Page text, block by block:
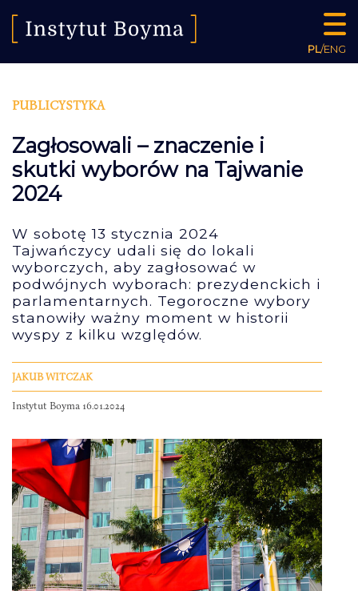
PL/ENG
PUBLICYSTYKA
Zagłosowali – znaczenie i
skutki wyborów na Tajwanie
2024
W sobotę 13 stycznia 2024
Tajwańczycy udali się do lokali
wyborczych, aby zagłosować w
podwójnych wyborach: prezydenckich i
parlamentarnych. Tegoroczne wybory
stanowiły ważny moment w historii
wyspy z kilku względów.
JAKUB WITCZAK
Instytut Boyma 16.01.2024